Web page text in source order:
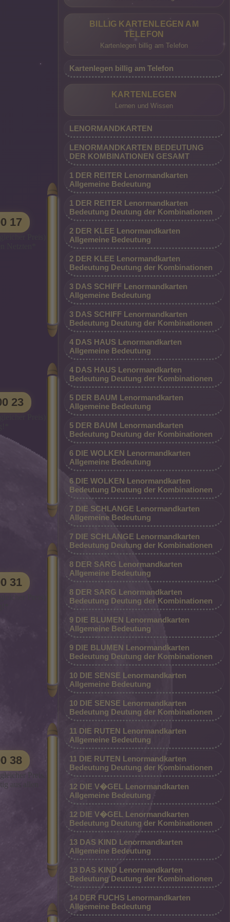
seit
der
mein
in
in
Ich
da.
09002 - 80 00 00 17 (0,99 €/Min. Mobil
Beraterin dauerhaft günstig aus allen
Netzen*
17
in
steht
er Sie
der
um
sich
zu
0900 2 - 80 00 00 23 (0,99 €/MIN.
SONDERPREIS AKTION - Besonders
günstig, nur 0,99 €/Min vom Festnetz und
vom Handy)
*AKTION 99 CENT* Supergünstig -
Superbillig - DIREKTDURCHWAHL -
Top Berater am Telefon*
23
Preis)
ist. Die
die
treffe
Ich
09002 - 80 00 00 31 (0,99 €/MIN.
SONDERPREIS AKTION - Besonders
günstig, nur 0,99 €/Min vom Festnetz und
vom Handy) *Premium-Beraterin
dauerhaft günstig aus allen Netzen*
31
die
viele
(0,99 €/Min. - Mobil und Festnetz gleicher
Preis. *Premium-Beraterin dauerhaft
günstig aus allen Netzen*
38
Preis.
aus allen
BILLIG KARTENLEGEN AM
TELEFON
Kartenlegen billig am Telefon
Kartenlegen billig am Telefon
KARTENLEGEN
Lernen und Wissen
LENORMANDKARTEN
LENORMANDKARTEN BEDEUTUNG
DER KOMBINATIONEN GESAMT
1 DER REITER Lenormandkarten
Allgemeine Bedeutung
1 DER REITER Lenormandkarten
Bedeutung Deutung der Kombinationen
2 DER KLEE Lenormandkarten
Allgemeine Bedeutung
2 DER KLEE Lenormandkarten
Bedeutung Deutung der Kombinationen
3 DAS SCHIFF Lenormandkarten
Allgemeine Bedeutung
3 DAS SCHIFF Lenormandkarten
Bedeutung Deutung der Kombinationen
4 DAS HAUS Lenormandkarten
Allgemeine Bedeutung
4 DAS HAUS Lenormandkarten
Bedeutung Deutung der Kombinationen
5 DER BAUM Lenormandkarten
Allgemeine Bedeutung
5 DER BAUM Lenormandkarten
Bedeutung Deutung der Kombinationen
6 DIE WOLKEN Lenormandkarten
Allgemeine Bedeutung
6 DIE WOLKEN Lenormandkarten
Bedeutung Deutung der Kombinationen
7 DIE SCHLANGE Lenormandkarten
Allgemeine Bedeutung
7 DIE SCHLANGE Lenormandkarten
Bedeutung Deutung der Kombinationen
8 DER SARG Lenormandkarten
Allgemeine Bedeutung
8 DER SARG Lenormandkarten
Bedeutung Deutung der Kombinationen
9 DIE BLUMEN Lenormandkarten
Allgemeine Bedeutung
9 DIE BLUMEN Lenormandkarten
Bedeutung Deutung der Kombinationen
10 DIE SENSE Lenormandkarten
Allgemeine Bedeutung
10 DIE SENSE Lenormandkarten
Bedeutung Deutung der Kombinationen
11 DIE RUTEN Lenormandkarten
Allgemeine Bedeutung
11 DIE RUTEN Lenormandkarten
Bedeutung Deutung der Kombinationen
12 DIE V�GEL Lenormandkarten
Allgemeine Bedeutung
12 DIE V�GEL Lenormandkarten
Bedeutung Deutung der Kombinationen
13 DAS KIND Lenormandkarten
Allgemeine Bedeutung
13 DAS KIND Lenormandkarten
Bedeutung Deutung der Kombinationen
14 DER FUCHS Lenormandkarten
Allgemeine Bedeutung